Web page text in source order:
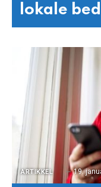
lokale
ARTIKKEL 19.